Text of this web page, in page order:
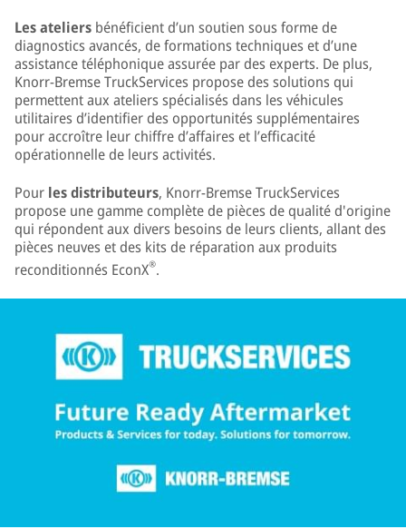
Les ateliers bénéficient d’un soutien sous forme de
diagnostics avancés, de formations techniques et d’une
assistance téléphonique assurée par des experts. De plus,
Knorr-Bremse TruckServices propose des solutions qui
permettent aux ateliers spécialisés dans les véhicules
utilitaires d’identifier des opportunités supplémentaires
pour accroître leur chiffre d’affaires et l’efficacité
opérationnelle de leurs activités.
Pour les distributeurs, Knorr-Bremse TruckServices
propose une gamme complète de pièces de qualité d'origine
qui répondent aux divers besoins de leurs clients, allant des
pièces neuves et des kits de réparation aux produits
reconditionnés EconX®.